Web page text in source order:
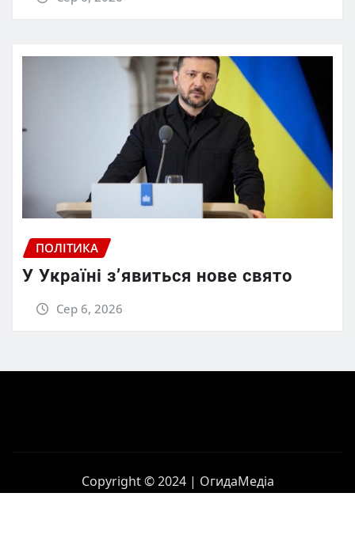
ПОЛІТИКА
У Україні з’явиться нове свято
Сер 6, 2026
Copyright © 2024 | ОгидаМедіа